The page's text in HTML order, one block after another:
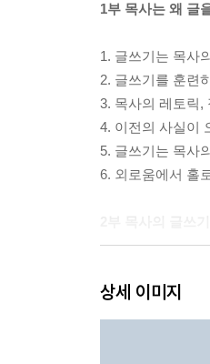
1부 목사는 왜 글
1. 글쓰기는 목사
2. 글쓰기를 훈련
3. 목사의 레토릭,
4. 이전의 사실이
5. 글쓰기는 목사
6. 외로움에서 홀
8. 글쓰기는 메타
9. 글쓰기는 목회
상세 이미지